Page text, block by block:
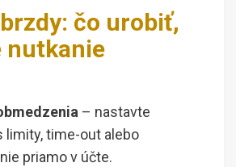
čo urobiť,
nutkanie
– nastavte
limity, time-out alebo
priamo v účte.